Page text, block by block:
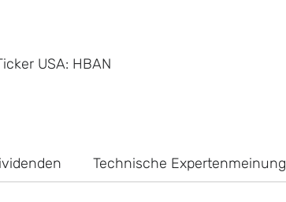
USA: HBAN
Technische Expertenmeinung